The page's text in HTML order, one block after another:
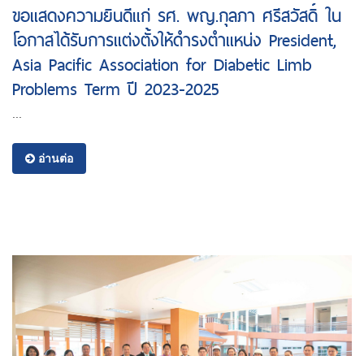
ขอแสดงความยินดีแก่ รศ. พญ.กุลภา ศรีสวัสดิ์ ใน
โอกาสได้รับการแต่งตั้งให้ดำรงตำแหน่ง President,
Asia Pacific Association for Diabetic Limb
Problems Term ปี 2023-2025
อ่านต่อ